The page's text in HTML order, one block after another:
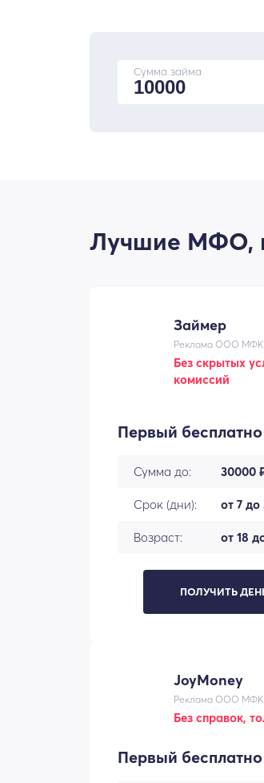
Сумма займа
Лучшие МФО,
Займер
Реклама ООО МФК
Без скрытых
комиссий
Первый бесплатно
Сумма до: 30000
Срок (дни): от 7
Возраст: от 18
ПОЛУЧИТЬ
JoyMoney
Реклама ООО МФК
Без справок,
Первый бесплатно